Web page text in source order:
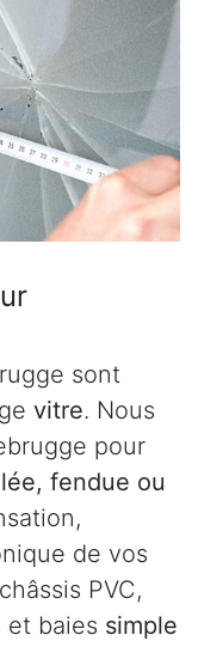
sont
vitre. Nous
pour
fendue ou
de vos
PVC,
et baies simple